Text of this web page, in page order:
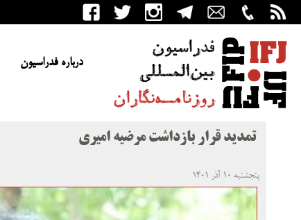
درباره فدراسیون
تمدید قرار بازداشت مرضیه امیری
پنجشنبه ۱۰ آذر ۱۴۰۱